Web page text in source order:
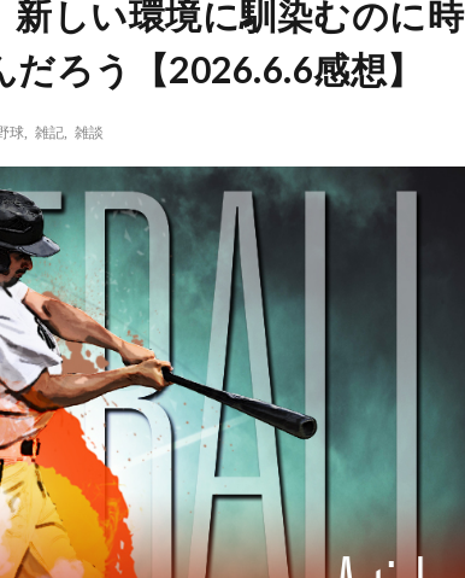
しい環境に馴染むのに時
ろう【2026.6.6感想】
球 雑記 雑談